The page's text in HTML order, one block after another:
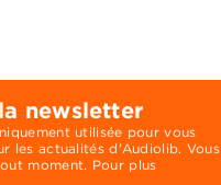
newsletter
utilisée pour vous
les actualités d'Audiolib. Vous
moment. Pour plus